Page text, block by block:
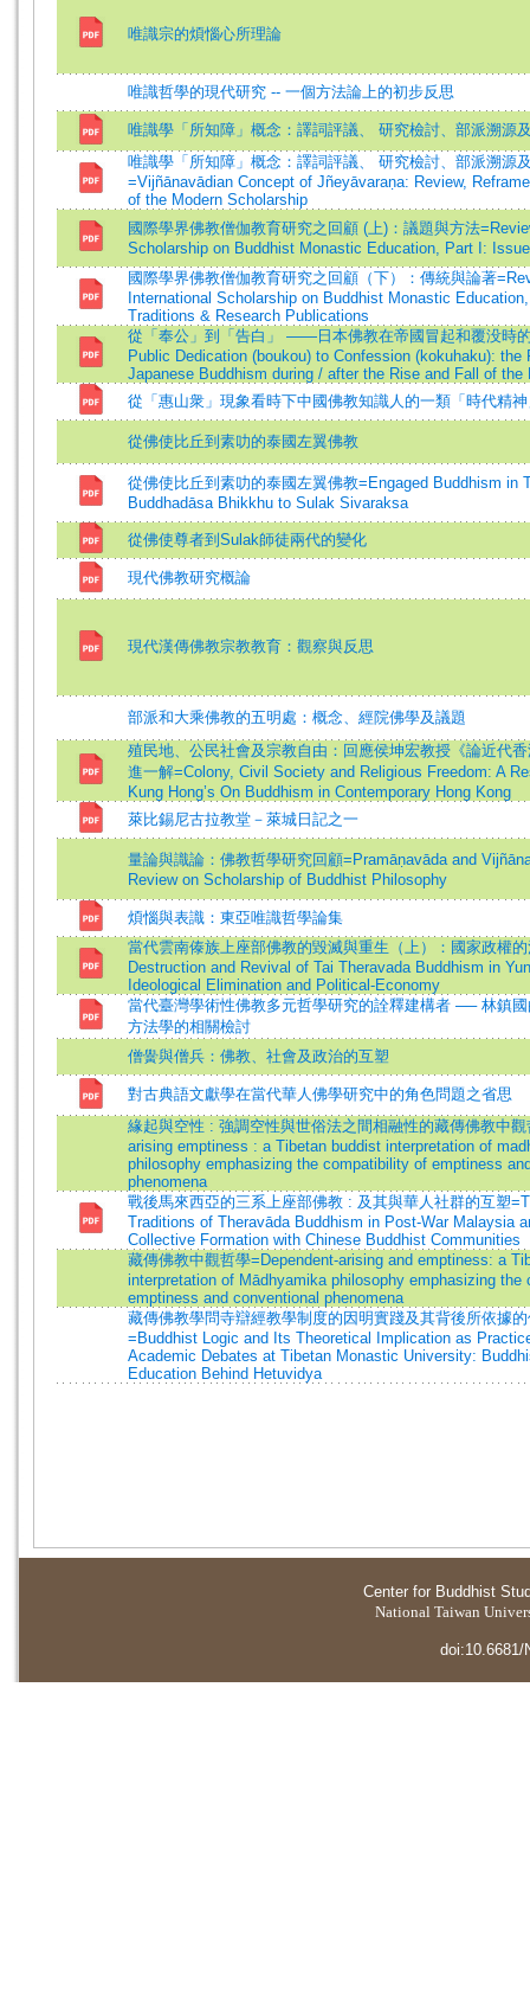
唯識宗的煩惱心所理論
唯識哲學的現代研究 -- 一個方法論上的初步反思
唯識學「所知障」概念：譯詞評議、 研究檢討、部派溯源
唯識學「所知障」概念：譯詞評議、 研究檢討、部派溯源
=Vijñānavādian Concept of Jñeyāvaraṇa: Review,
of the Modern Scholarship
國際學界佛教僧伽教育研究之回顧 (上)：議題與方法
Scholarship on Buddhist Monastic Education, Part I:
國際學界佛教僧伽教育研究之回顧（下）：傳統與論著
International Scholarship on Buddhist Monastic
Traditions & Research Publications
從「奉公」到「告白」 ——日本佛教在帝國冒起和覆没時
Public Dedication (boukou) to Confession (kokuhaku): the
Japanese Buddhism during / after the Rise and Fall of the
從「惠山衆」現象看時下中國佛教知識人的一類「時代精
從佛使比丘到素叻的泰國左翼佛教
從佛使比丘到素叻的泰國左翼佛教=Engaged Buddhism in
Buddhadāsa Bhikkhu to Sulak Sivaraksa
從佛使尊者到Sulak師徒兩代的變化
現代佛教研究概論
現代漢傳佛教宗教教育：觀察與反思
部派和大乘佛教的五明處：概念、經院佛學及議題
殖民地、公民社會及宗教自由：回應侯坤宏教授《論近代
進一解=Colony, Civil Society and Religious Freedom: A
Kung Hong’s On Buddhism in Contemporary Hong Kong
萊比錫尼古拉教堂－萊城日記之一
量論與識論：佛教哲學研究回顧=Pramāṇavāda and
Review on Scholarship of Buddhist Philosophy
煩惱與表識：東亞唯識哲學論集
當代雲南傣族上座部佛教的毀滅與重生（上）：國家政權
Destruction and Revival of Tai Theravada Buddhism in
Ideological Elimination and Political-Economy
當代臺灣學術性佛教多元哲學研究的詮釋建構者 ── 林鎮
方法學的相關檢討
僧黌與僧兵：佛教、社會及政治的互塑
對古典語文獻學在當代華人佛學研究中的角色問題之省思
緣起與空性 : 強調空性與世俗法之間相融性的藏傳佛教中
arising emptiness : a Tibetan buddist interpretation of
philosophy emphasizing the compatibility of emptiness
phenomena
戰後馬來西亞的三系上座部佛教 : 及其與華人社群的互塑
Traditions of Theravāda Buddhism in Post-War Malaysia
Collective Formation with Chinese Buddhist Communities
藏傳佛教中觀哲學=Dependent-arising and emptiness: a
interpretation of Mādhyamika philosophy emphasizing the
emptiness and conventional phenomena
藏傳佛教學問寺辯經教學制度的因明實踐及其背後所依據
=Buddhist Logic and Its Theoretical Implication as
Academic Debates at Tibetan Monastic University:
Education Behind Hetuvidya
Center for Buddhist
National Taiwan
doi:10.6681/